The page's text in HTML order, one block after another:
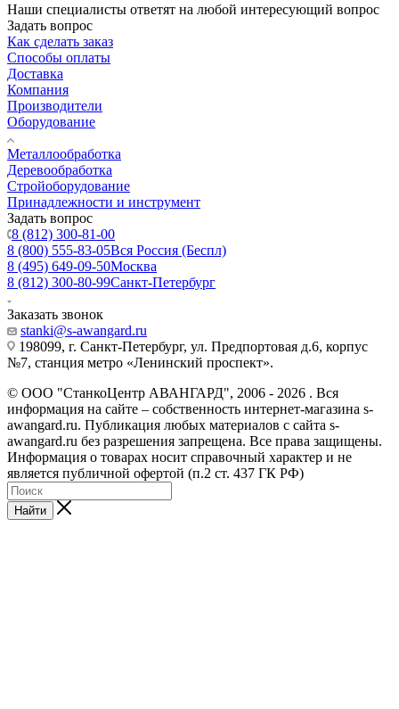
Наши специалисты ответят на любой интересующий вопрос
Задать вопрос
Как сделать заказ
Способы оплаты
Доставка
Компания
Производители
Оборудование
Металлообработка
Деревообработка
Стройоборудование
Принадлежности и инструмент
Задать вопрос
8 (812) 300-81-00
8 (800) 555-83-05Вся Россия (Беспл)
8 (495) 649-09-50Москва
8 (812) 300-80-99Санкт-Петербург
Заказать звонок
stanki@s-awangard.ru
198099, г. Санкт-Петербург, ул. Предпортовая д.6, корпус
№7, станция метро «Ленинский проспект».
© ООО "СтанкоЦентр АВАНГАРД", 2006 - 2026 . Вся
информация на сайте – собственность интернет-магазина s-
awangard.ru. Публикация любых материалов с сайта s-
awangard.ru без разрешения запрещена. Все права защищены.
Информация о товарах носит справочный характер и не
является публичной офертой (п.2 ст. 437 ГК РФ)
Найти